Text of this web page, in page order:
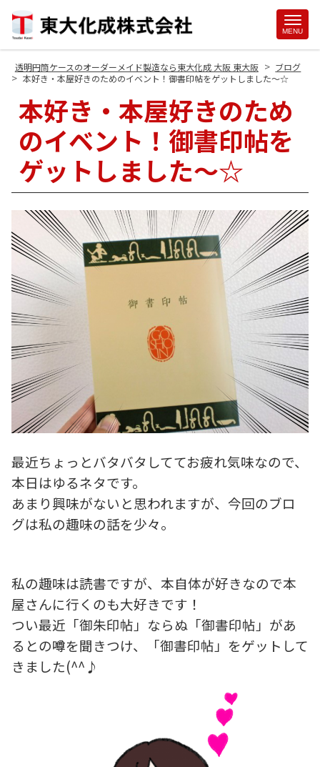
MENU
透明円筒ケースのオーダーメイド製造なら東大化成 大阪 東大阪 > ブログ
> 本好き・本屋好きのためのイベント！御書印帖をゲットしました～☆
本好き・本屋好きのため
のイベント！御書印帖を
ゲットしました～☆
最近ちょっとバタバタしててお疲れ気味なので、
本日はゆるネタです。
あまり興味がないと思われますが、今回のブロ
グは私の趣味の話を少々。
私の趣味は読書ですが、本自体が好きなので本
屋さんに行くのも大好きです！
つい最近「御朱印帖」ならぬ「御書印帖」があ
るとの噂を聞きつけ、「御書印帖」をゲットして
きました(^^♪
Site
Footer